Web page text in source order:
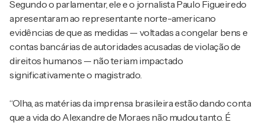
Segundo o parlamentar, ele e o jornalista Paulo Figueiredo
apresentaram ao representante norte-americano
evidências de que as medidas — voltadas a congelar bens e
contas bancárias de autoridades acusadas de violação de
direitos humanos — não teriam impactado
significativamente o magistrado.
“Olha, as matérias da imprensa brasileira estão dando conta
que a vida do Alexandre de Moraes não mudou tanto. É